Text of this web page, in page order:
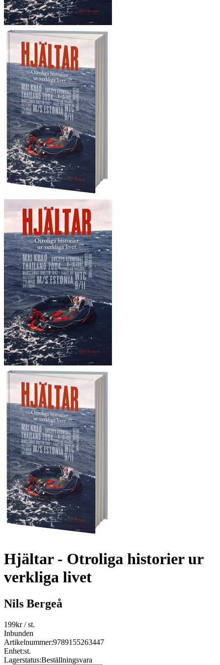
Hjältar - Otroliga historier ur
verkliga livet
Nils Bergeå
199kr/ st.
Inbunden
Artikelnummer:9789155263447
Enhet:st.
Lagerstatus:Beställningsvara